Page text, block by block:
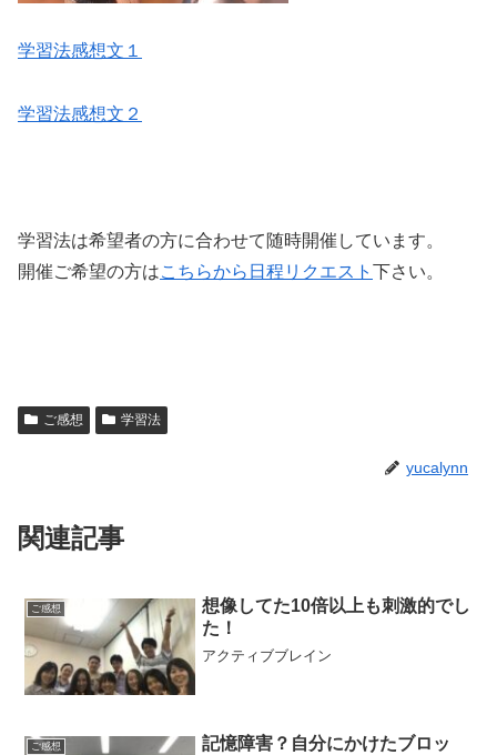
学習法感想文１
学習法感想文２
学習法は希望者の方に合わせて随時開催しています。
開催ご希望の方はこちらから日程リクエスト 下さい。
ご感想 学習法
yucalynn
関連記事
ご感想
想像してた10倍以上も刺激的でし
た！
アクティブブレイン
ご感想
記憶障害？自分にかけたブロッ